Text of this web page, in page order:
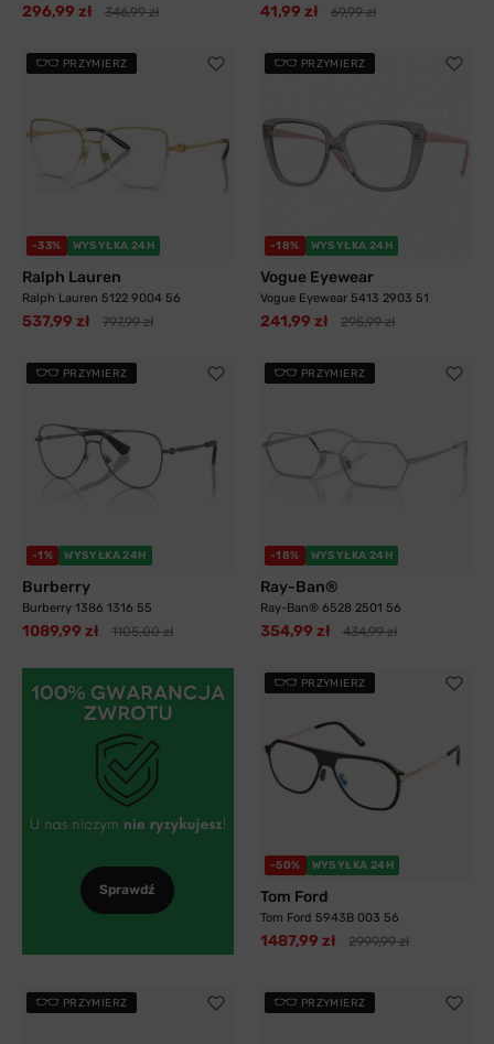
296,99 zł 346,99 zł 41,99 zł 69,99 zł
PRZYMIERZ
-33% WYSYŁKA 24H
Ralph Lauren
Ralph Lauren 5122 9004 56
537,99 zł 797,99 zł
PRZYMIERZ
-18% WYSYŁKA 24H
Vogue Eyewear
Vogue Eyewear 5413 2903 51
241,99 zł 295,99 zł
PRZYMIERZ
-1% WYSYŁKA 24H
Burberry
Burberry 1386 1316 55
1089,99 zł 1105,00 zł
PRZYMIERZ
-18% WYSYŁKA 24H
Ray-Ban®
Ray-Ban® 6528 2501 56
354,99 zł 434,99 zł
Sprawdź
PRZYMIERZ
-50% WYSYŁKA 24H
Tom Ford
Tom Ford 5943B 003 56
1487,99 zł 2999,99 zł
PRZYMIERZ PRZYMIERZ